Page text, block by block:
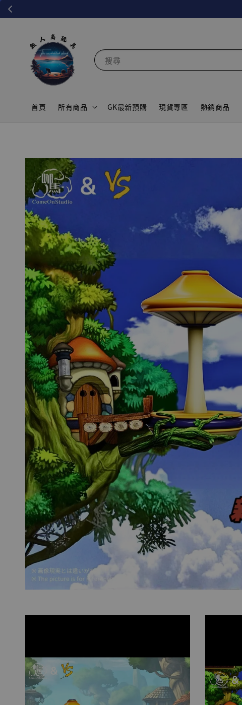
搜尋
首頁 所有商品 GK最新預購 現貨專區 熱銷商品